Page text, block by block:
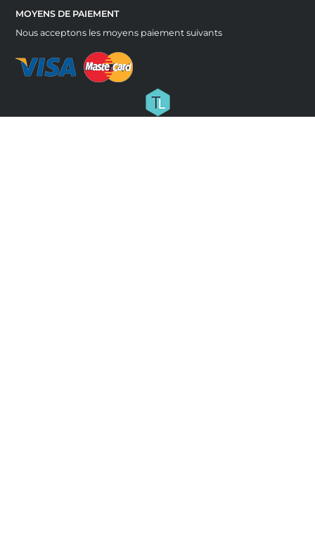
MOYENS DE PAIEMENT
Nous acceptons les moyens paiement suivants